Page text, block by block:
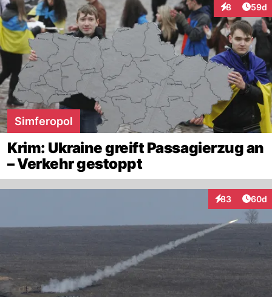
8
Interaktionen
59d
Simferopol
Krim: Ukraine greift Passagierzug an
– Verkehr gestoppt
83
Interaktionen
60d